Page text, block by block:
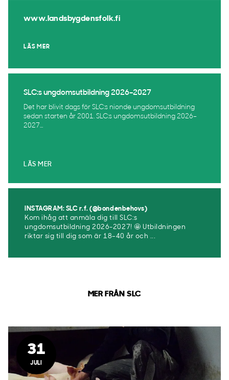
www.landsbygdensfolk.fi
LÄS MER
SLC:s ungdomsutbildning 2026–2027
Det har blivit dags för SLC:s nionde ungdomsutbildning
sedan starten år 2001. SLC:s ungdomsutbildning 2026–
2027...
LÄS MER
INSTAGRAM: SLC r.f. (@bondenbehovs)
Kom ihåg att anmäla dig till SLC:s
ungdomsutbildning 2026-2027! 🤩 Utbildningen
riktar sig till dig som är 18–40 år och ...
MER FRÅN SLC
31
JULI